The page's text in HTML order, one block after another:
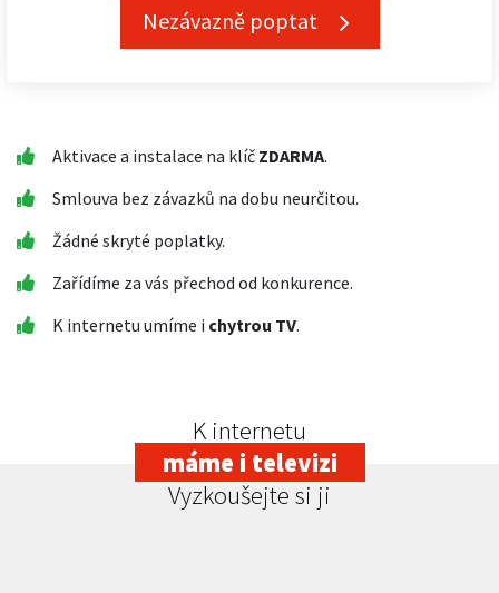
Nezávazně poptat
Aktivace a instalace na klíč ZDARMA.
Smlouva bez závazků na dobu neurčitou.
Žádné skryté poplatky.
Zařídíme za vás přechod od konkurence.
K internetu umíme i chytrou TV.
K internetu
máme i televizi
Vyzkoušejte si ji